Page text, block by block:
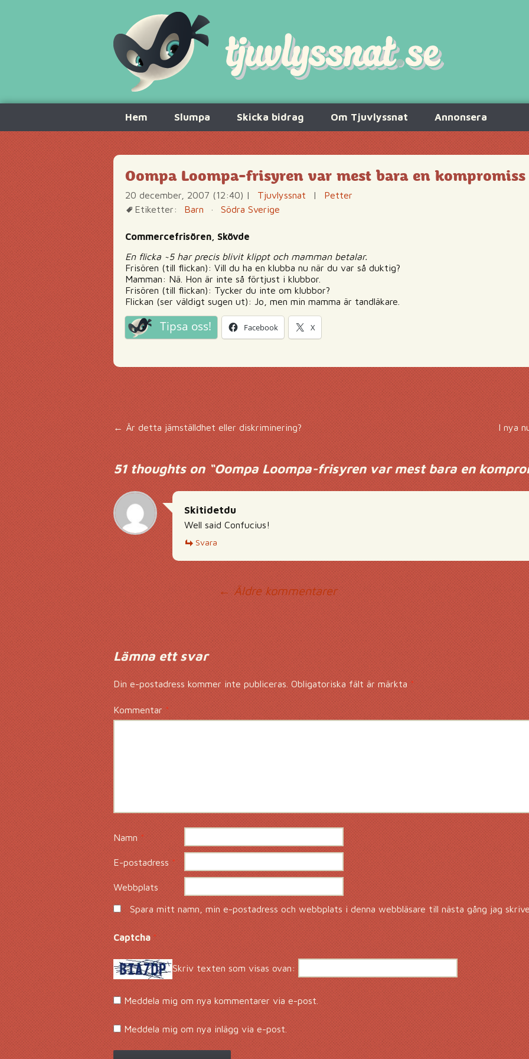
innehåll
Hem Slumpa Skicka bidrag Om Tjuvlyssnat Annonsera
Oompa Loompa-frisyren var mest bara en kompromiss
20 december, 2007 (12:40) | Tjuvlyssnat |
Petter
Etiketter:
Barn · Södra Sverige
Commercefrisören, Skövde
En flicka ~5 har precis blivit klippt och mamman betalar.
Frisören (till flickan): Vill du ha en klubba nu när du var så duktig?
Mamman: Nä. Hon är inte så förtjust i klubbor.
Frisören (till flickan): Tycker du inte om klubbor?
Flickan (ser väldigt sugen ut): Jo, men min mamma är tandläkare.
Tipsa oss! Facebook X
Inläggsnavigering
← Är detta jämställdhet eller diskriminering? I nya
51 thoughts on “Oompa Loompa-frisyren var mest bara en
Skitidetdu
Well said Confucius!
Svara
← Äldre kommentarer
Lämna ett svar
Din e-postadress kommer inte publiceras. Obligatoriska fält är märkta*
Kommentar*
Namn *
E-postadress *
Webbplats
Spara mitt namn, min e-postadress och webbplats i denna webbläsare till nästa gång jag
Captcha *
Skriv texten som visas ovan:
Meddela mig om nya kommentarer via e-post.
Meddela mig om nya inlägg via e-post.